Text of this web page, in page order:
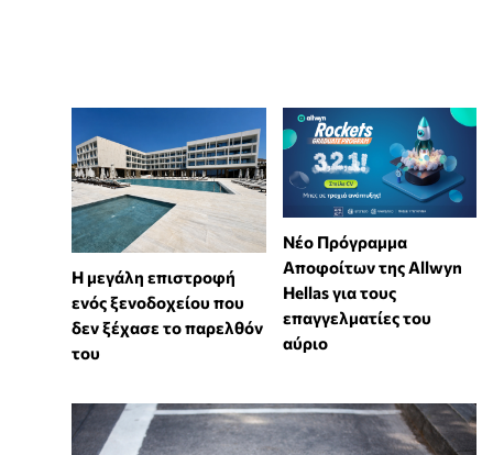
Η μεγάλη επιστροφή
ενός ξενοδοχείου που
δεν ξέχασε το παρελθόν
του
Νέο Πρόγραμμα
Αποφοίτων της Allwyn
Hellas για τους
επαγγελματίες του
αύριο